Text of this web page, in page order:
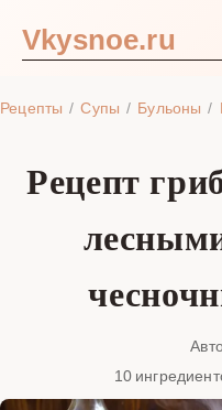
Vkysnoe.ru
Рецепты Супы Бульоны
Рецепт
10